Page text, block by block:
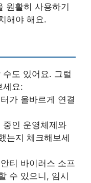
원활히 사용하기
해야 해요.
도 있어요. 그럴
세요:
가 올바르게 연결
중인 운영체제와
는지 체크해보세
티 바이러스 소프
수 있으니, 임시